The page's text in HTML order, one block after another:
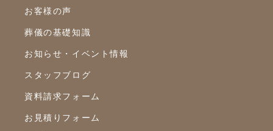
2023年1月
2022年12月
2022年10月
お客様の声
葬儀の基礎知識
お知らせ・イベント情報
スタッフブログ
資料請求フォーム
お見積りフォーム